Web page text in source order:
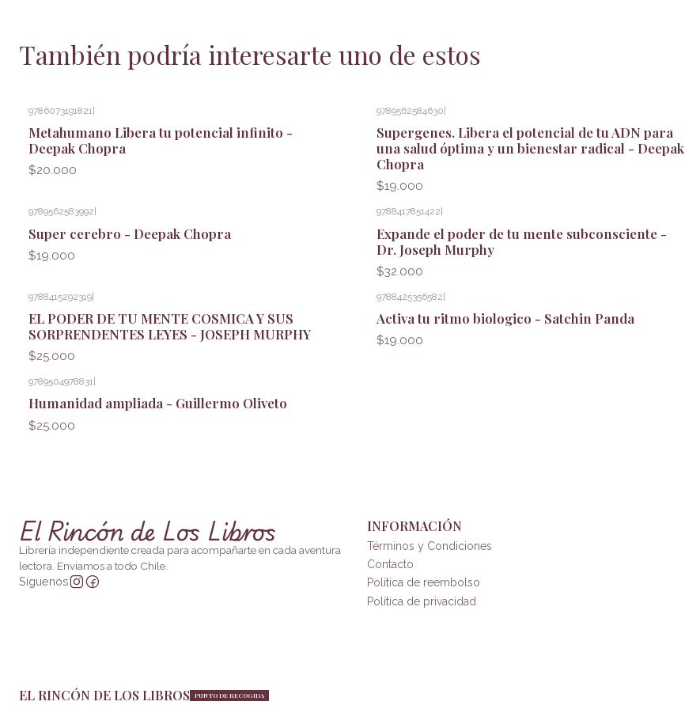
También podría interesarte uno de estos
9786073191821
Metahumano Libera tu potencial infinito -
Deepak Chopra
$20.000
9789562584630
Supergenes. Libera el potencial de tu ADN para
una salud óptima y un bienestar radical - Deepak
Chopra
$19.000
9789562583992
Super cerebro - Deepak Chopra
$19.000
9788417851422
Expande el poder de tu mente subconsciente -
Dr. Joseph Murphy
$32.000
9788415292319|
EL PODER DE TU MENTE COSMICA Y SUS
SORPRENDENTES LEYES - JOSEPH MURPHY
$25.000
9788425356582|
Activa tu ritmo biologico - Satchin Panda
$19.000
9789504978831
Humanidad ampliada - Guillermo Oliveto
$25.000
El Rincón de Los Libros
Librería independiente creada para acompañarte en cada aventura
lectora. Enviamos a todo Chile.
Síguenos
INFORMACIÓN
Términos y Condiciones
Contacto
Política de reembolso
Política de privacidad
EL RINCÓN DE LOS LIBROS PUNTO DE RECOGIDA